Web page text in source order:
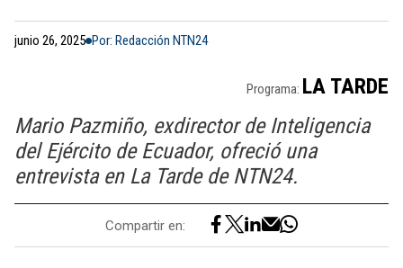
junio 26, 2025 Por: Redacción NTN24
Programa: LA TARDE
Mario Pazmiño, exdirector de Inteligencia
del Ejército de Ecuador, ofreció una
entrevista en La Tarde de NTN24.
Compartir en: